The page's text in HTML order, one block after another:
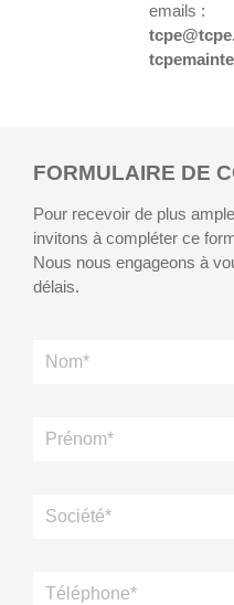
emails :
FORMULAIRE DE
Pour recevoir de plus
invitons à compléter ce
Nous nous engageons à
délais.